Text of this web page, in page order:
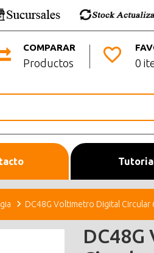
0
COMPARAR
Productos
DC48G Voltimetro Digital Circular